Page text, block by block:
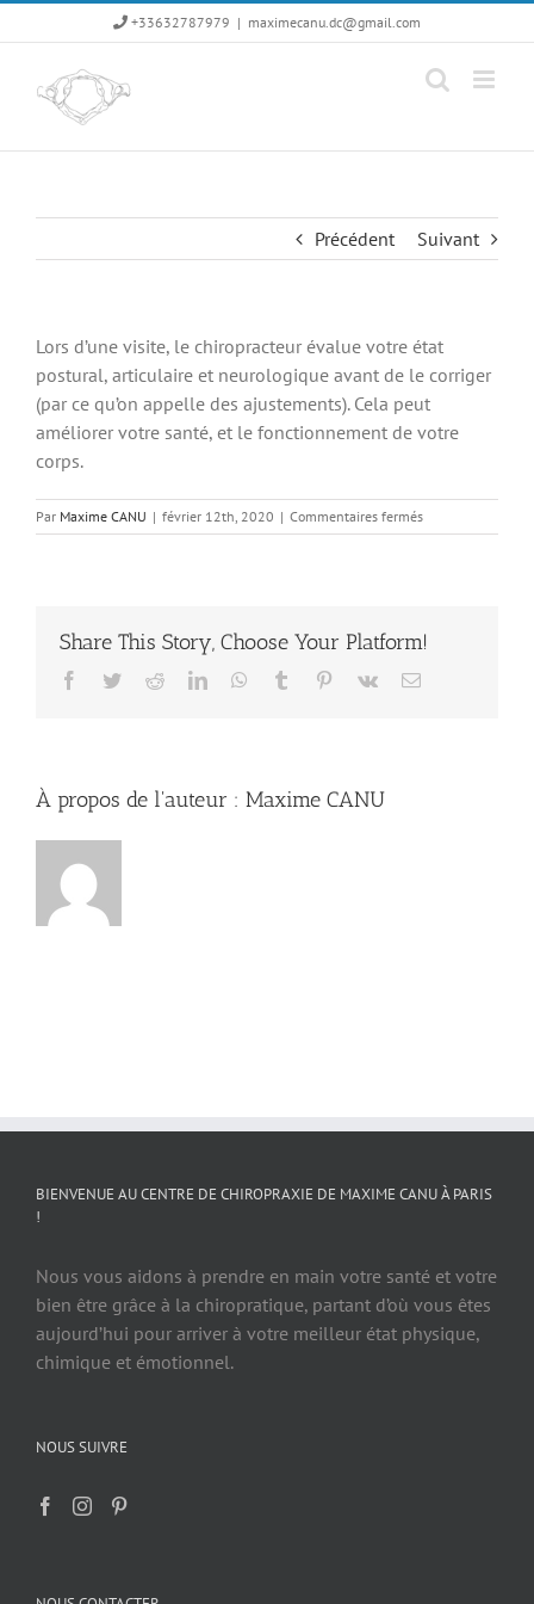
au
contenu
+33632787979 | maximecanu.dc@gmail.com
Précédent Suivant
Lors d’une visite, le chiropracteur évalue votre état
postural, articulaire et neurologique avant de le corriger
(par ce qu’on appelle des ajustements). Cela peut
améliorer votre santé, et le fonctionnement de votre
corps.
Par Maxime CANU | février 12th, 2020 | Commentaires ferméssur
Que
d’une
Share This Story, Choose Your Platform!
Facebook
TwitterRedditLinkedInWhatsApp
Tumblr Pinterest
Vk Email
À propos de l'auteur : Maxime CANU
BIENVENUE AU CENTRE DE CHIROPRAXIE DE MAXIME CANU À PARIS
!
Nous vous aidons à prendre en main votre santé et votre
bien être grâce à la chiropratique, partant d’où vous êtes
aujourd’hui pour arriver à votre meilleur état physique,
chimique et émotionnel.
NOUS SUIVRE